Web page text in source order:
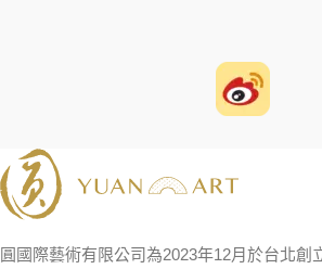
圓國際藝術有限公司為2023年12月於台北創